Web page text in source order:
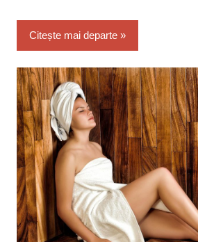
Citește mai departe